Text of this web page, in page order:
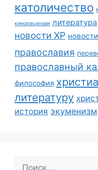
католичество
кинорецензии литература
новости ХР
православия
православный
философия
литературу
история экуменизм
Поиск: